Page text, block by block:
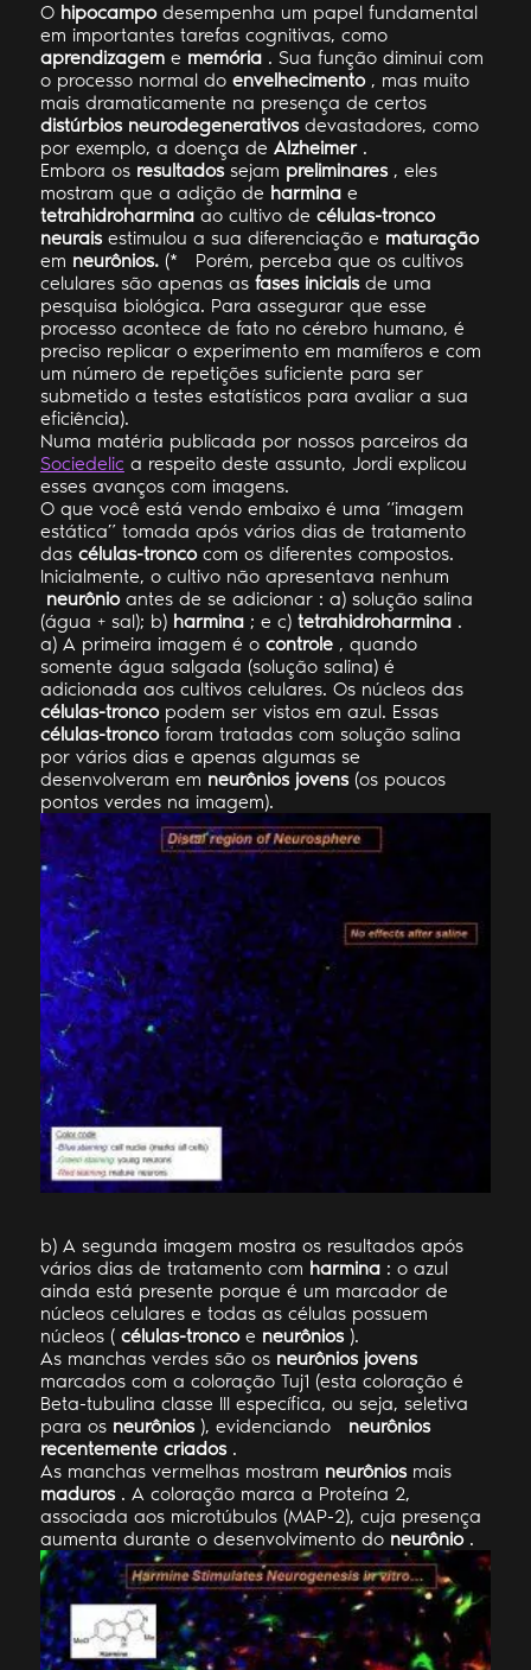
O hipocampodesempenha um papel fundamental
em importantes tarefas cognitivas, como
aprendizageme memória. Sua função diminui com
o processo normal do envelhecimento, mas muito
mais dramaticamente na presença de certos
distúrbios neurodegenerativosdevastadores, como
por exemplo, a doença de Alzheimer.
Embora os resultadossejam preliminares, eles
mostram que a adição de harminae
tetrahidroharminaao cultivo de células-tronco
neuraisestimulou a sua diferenciação e maturação
em neurônios.(*
Porém, perceba que os cultivos
celulares são apenas as fases iniciaisde uma
pesquisa biológica. Para assegurar que esse
processo acontece de fato no cérebro humano, é
preciso replicar o experimento em mamíferos e com
um número de repetições suficiente para ser
submetido a testes estatísticos para avaliar a sua
eficiência).
Numa matéria publicada por nossos parceiros da
Sociedelic a respeito deste assunto, Jordi explicou
esses avanços com imagens.
O que você está vendo embaixo é uma “imagem
estática” tomada após vários dias de tratamento
das células-troncocom os diferentes compostos.
Inicialmente, o cultivo não apresentava nenhum
neurônioantes de se adicionar : a) solução salina
(água + sal); b) harmina; e c) tetrahidroharmina.
a) A primeira imagem é o controle, quando
somente água salgada (solução salina) é
adicionada aos cultivos celulares. Os núcleos das
células-troncopodem ser vistos em azul. Essas
células-troncoforam tratadas com solução salina
por vários dias e apenas algumas se
desenvolveram em neurônios jovens(os poucos
pontos verdes na imagem).
b) A segunda imagem mostra os resultados após
vários dias de tratamento com harmina: o azul
ainda está presente porque é um marcador de
núcleos celulares e todas as células possuem
núcleos ( células-troncoe neurônios).
As manchas verdes são os neurônios jovens
marcados com a coloração Tuj1 (esta coloração é
Beta-tubulina classe III específica, ou seja, seletiva
para os neurônios), evidenciando neurônios
recentemente criados.
As manchas vermelhas mostram neurôniosmais
maduros. A coloração marca a Proteína 2,
associada aos microtúbulos (MAP-2), cuja presença
aumenta durante o desenvolvimento do neurônio.